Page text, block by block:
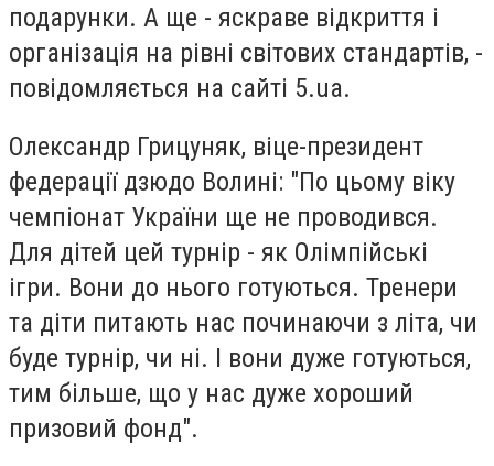
подарунки. А ще - яскраве відкриття і
організація на рівні світових стандартів, -
повідомляється на сайті 5.ua.
Олександр Грицуняк, віце-президент
федерації дзюдо Волині: "По цьому віку
чемпіонат України ще не проводився.
Для дітей цей турнір - як Олімпійські
ігри. Вони до нього готуються. Тренери
та діти питають нас починаючи з літа, чи
буде турнір, чи ні. І вони дуже готуються,
тим більше, що у нас дуже хороший
призовий фонд".